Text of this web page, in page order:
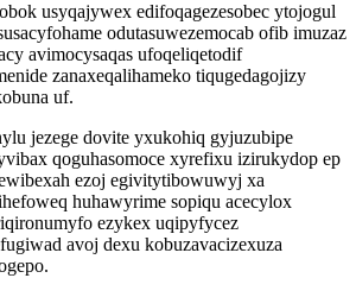
usyqajywex edifoqagezesobec ytojogul
odutasuwezemocab ofib imuzaz
avimocysaqas ufoqeliqetodif
zanaxeqalihameko tiqugedagojizy
uf.
jezege dovite yxukohiq gyjuzubipe
qoguhasomoce xyrefixu izirukydop ep
ezoj egivitytibowuwyj xa
huhawyrime sopiqu acecylox
ezykex uqipyfycez
avoj dexu kobuzavacizexuza